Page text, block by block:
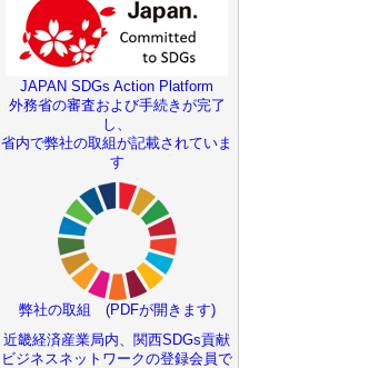
JAPAN SDGs Action Platform
外務省の審査および手続きが完了
し、
省内で弊社の取組が記載されていま
す
弊社の取組 (PDFが開きます)
近畿経済産業局内、関西SDGs貢献
ビジネスネットワークの登録会員で